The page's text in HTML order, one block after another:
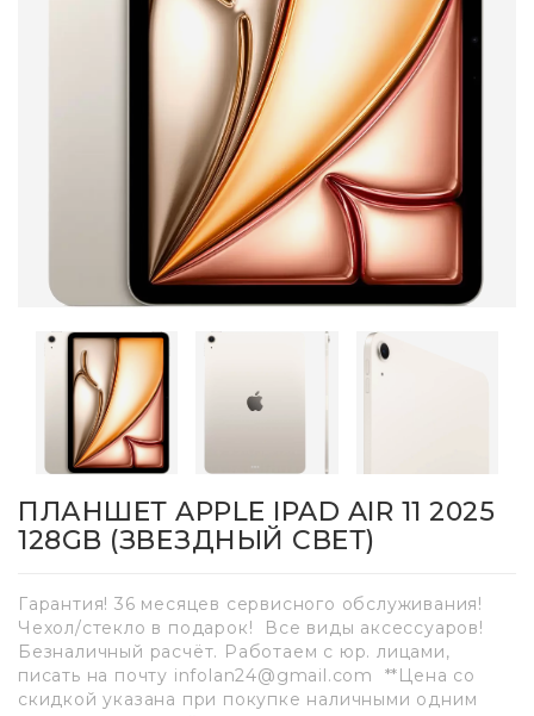
ПЛАНШЕТ APPLE IPAD AIR 11 2025
128GB (ЗВЕЗДНЫЙ СВЕТ)
Гарантия! 36 месяцев сервисного обслуживания!
Чехол/стекло в подарок! Все виды аксессуаров!
Безналичный расчёт. Работаем с юр. лицами,
писать на почту infolan24@gmail.com **Цена со
скидкой указана при покупке наличными одним